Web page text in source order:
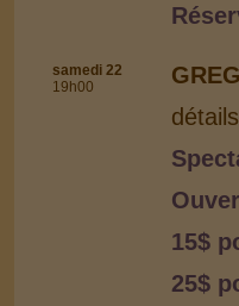
samedi 22
19h00
15$
25$